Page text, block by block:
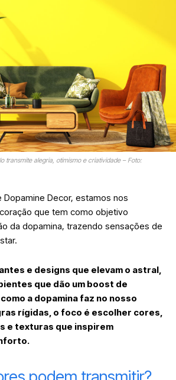
transmite alegria, otimismo e criatividade – Foto:
Dopamine Decor, estamos nos
que tem como objetivo
da dopamina, trazendo sensações de
e designs que elevam o astral,
que dão um boost de
a dopamina faz no nosso
rígidas, o foco é escolher cores,
e texturas que inspirem